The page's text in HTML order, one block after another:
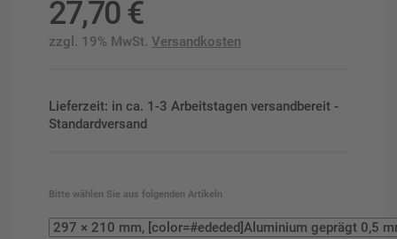
27,70 €
zzgl. 19% MwSt. Versandkosten
Lieferzeit: in ca. 1-3 Arbeitstagen versandbereit -
Standardversand
Bitte wählen Sie aus folgenden Artikeln